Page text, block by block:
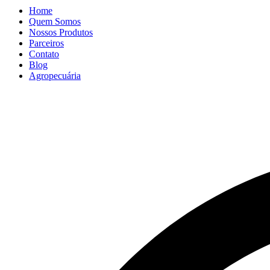
Home
Quem Somos
Nossos Produtos
Parceiros
Contato
Blog
Agropecuária